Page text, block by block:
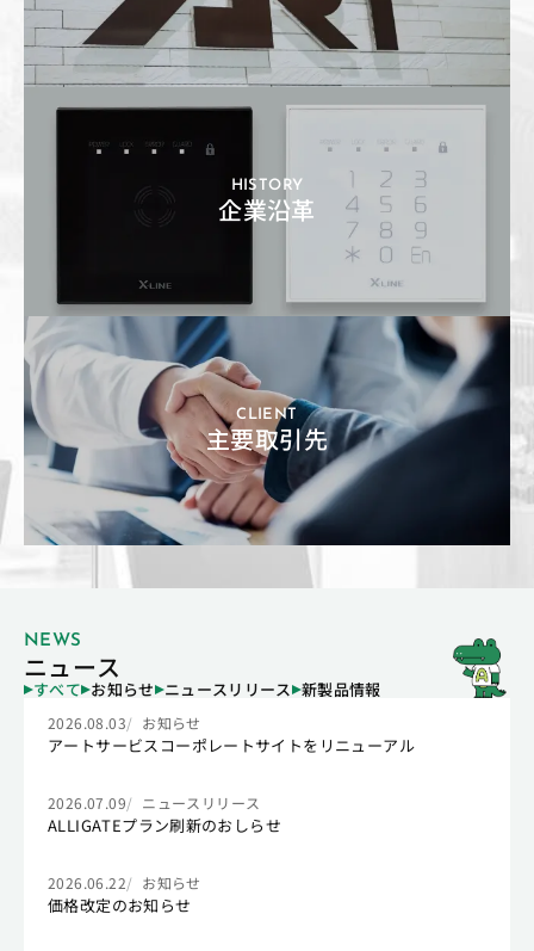
HISTORY
企業沿革
CLIENT
主要取引先
NEWS
ニュース
すべて お知らせ ニュースリリース 新製品情報
2026.08.03 お知らせ
アートサービスコーポレートサイトをリニューアル
2026.07.09 ニュースリリース
ALLIGATEプラン刷新のおしらせ
2026.06.22 お知らせ
価格改定のお知らせ